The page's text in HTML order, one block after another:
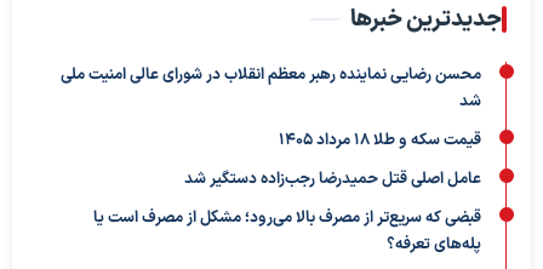
جدیدترین خبرها
محسن رضایی نماینده رهبر معظم انقلاب در شورای عالی امنیت ملی
شد
قیمت سکه و طلا 18 مرداد 1405
عامل اصلی قتل حمیدرضا رجب‌زاده دستگیر شد
قبضی که سریع‌تر از مصرف بالا می‌رود؛ مشکل از مصرف است یا
پله‌های تعرفه؟